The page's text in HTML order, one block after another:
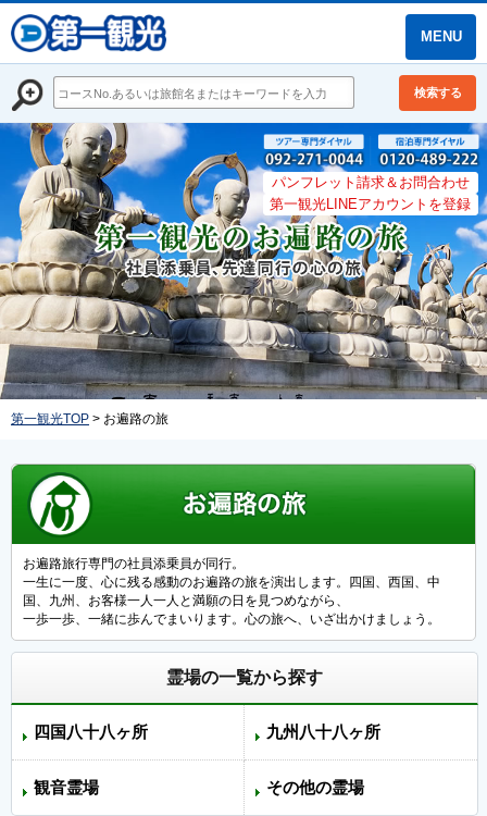
MENU
検索する
パンフレット請求＆お問合わせ
第一観光LINEアカウントを登録
第一観光TOP > お遍路の旅
お遍路旅行専門の社員添乗員が同行。
一生に一度、心に残る感動のお遍路の旅を演出します。四国、西国、中
国、九州、お客様一人一人と満願の日を見つめながら、
一歩一歩、一緒に歩んでまいります。心の旅へ、いざ出かけましょう。
霊場の一覧から探す
四国八十八ヶ所 九州八十八ヶ所
観音霊場 その他の霊場